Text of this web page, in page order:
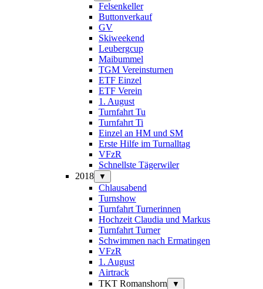
Felsenkeller
Buttonverkauf
GV
Skiweekend
Leubergcup
Maibummel
TGM Vereinsturnen
ETF Einzel
ETF Verein
1. August
Turnfahrt Tu
Turnfahrt Ti
Einzel an HM und SM
Erste Hilfe im Turnalltag
VFzR
Schnellste Tägerwiler
2018
▼
Chlausabend
Turnshow
Turnfahrt Turnerinnen
Hochzeit Claudia und Markus
Turnfahrt Turner
Schwimmen nach Ermatingen
VFzR
1. August
Airtrack
TKT Romanshorn
▼